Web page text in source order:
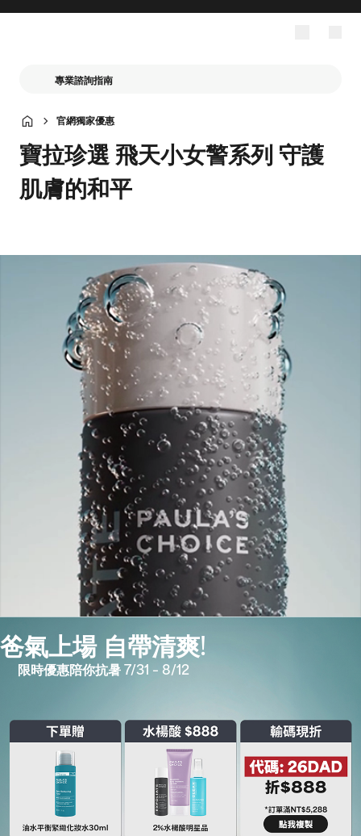
專業諮詢指南
官網獨家優惠
寶拉珍選 飛天小女警系列 守護
肌膚的和平
爸氣上場 自帶清爽!
限時優惠陪你抗暑 7/31 – 8/12